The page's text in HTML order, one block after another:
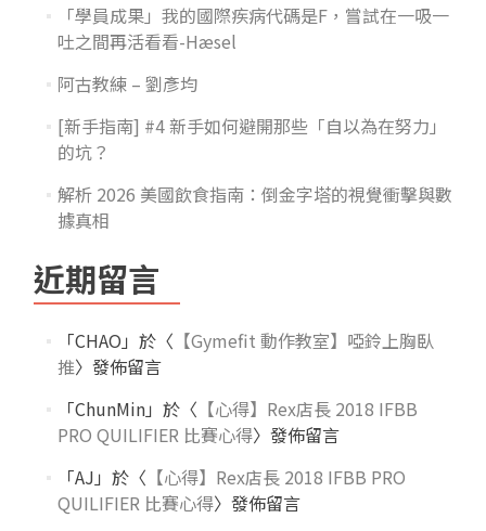
「學員成果」我的國際疾病代碼是F，嘗試在一吸一
吐之間再活看看-Hæsel
阿古教練 – 劉彥均
[新手指南] #4 新手如何避開那些「自以為在努力」
的坑？
解析 2026 美國飲食指南：倒金字塔的視覺衝擊與數
據真相
近期留言
「CHAO 」於〈 【Gymefit 動作教室】啞鈴上胸臥
推〉發佈留言
「ChunMin」於〈 【心得】Rex店長 2018 IFBB
PRO QUILIFIER 比賽心得〉發佈留言
「AJ 」於〈 【心得】Rex店長 2018 IFBB PRO
QUILIFIER 比賽心得〉發佈留言